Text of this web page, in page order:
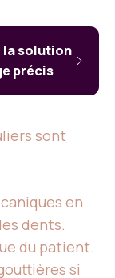
la solution
précis
sont
en
dents.
du patient.
si